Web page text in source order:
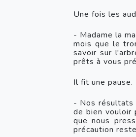
Une fois les
- Madame la
mois que le
savoir sur
prêts à vous
Il fit une pause.
- Nos résultats
de bien vouloir
que nous
précaution